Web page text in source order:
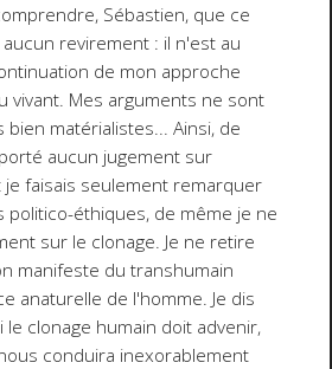
Sébastien, que ce
revirement : il n'est au
de mon approche
vivant. Mes arguments ne sont
bien matérialistes... Ainsi, de
aucun jugement sur
faisais seulement remarquer
politico-éthiques, de même je ne
sur le clonage. Je ne retire
manifeste du transhumain
anaturelle de l'homme. Je dis
clonage humain doit advenir,
conduira inexorablement